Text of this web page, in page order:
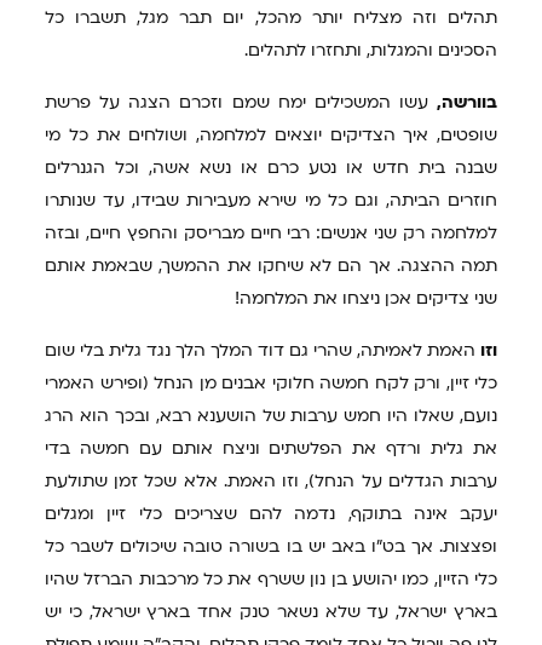
תהלים וזה מצליח יותר מהכל, יום תבר מגל, תשברו כל
הסכינים והמגלות, ותחזרו לתהלים.
בוורשה, עשו המשכילים ימח שמם וזכרם הצגה על פרשת
שופטים, איך הצדיקים יוצאים למלחמה, ושולחים את כל מי
שבנה בית חדש או נטע כרם או נשא אשה, וכל הגנרלים
חוזרים הביתה, וגם כל מי שירא מעבירות שבידו, עד שנותרו
למלחמה רק שני אנשים: רבי חיים מבריסק והחפץ חיים, ובזה
תמה ההצגה. אך הם לא שיחקו את ההמשך, שבאמת אותם
שני צדיקים אכן ניצחו את המלחמה!
וזו האמת לאמיתה, שהרי גם דוד המלך הלך נגד גלית בלי שום
כלי זיין, ורק לקח חמשה חלוקי אבנים מן הנחל (ופירש האמרי
נועם, שאלו היו חמש ערבות של הושענא רבא, ובכך הוא הרג
את גלית ורדף את הפלשתים וניצח אותם עם חמשה בדי
ערבות הגדלים על הנחל), וזו האמת. אלא שכל זמן שתולעת
יעקב אינה בתוקף, נדמה להם שצריכים כלי זיין ומגלים
ופצצות. אך בט"ו באב יש בו בשורה טובה שיכולים לשבר כל
כלי הזיין, כמו יהושע בן נון ששרף את כל מרכבות הברזל שהיו
בארץ ישראל, עד שלא נשאר טנק אחד בארץ ישראל, כי יש